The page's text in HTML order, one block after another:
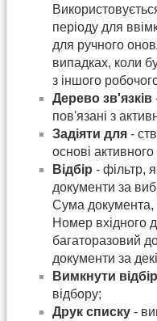
періоду для
для ручного
випадках, коли
з іншого
Дерево зв'язків
пов'язані з
Задіяти для -
основі
Відбір - фільтр,
документи за
Сума документа,
Номер вхідного
багаторазовий
документи за
Вимкнути відбір
відбору;
Друк списку -